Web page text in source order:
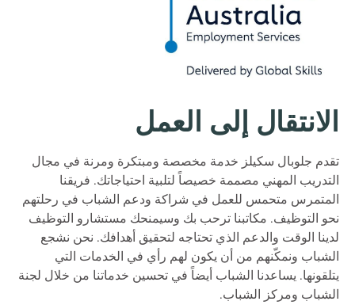
الانتقال إلى العمل
تقدم جلوبال سكيلز خدمة مخصصة ومبتكرة ومرنة في مجال
التدريب المهني مصممة خصيصاً لتلبية احتياجاتك. فريقنا
المتمرس متحمس للعمل في شراكة ودعم الشباب في رحلتهم
نحو التوظيف. مكاتبنا ترحب بك وسيمنحك مستشارو التوظيف
لدينا الوقت والدعم الذي تحتاجه لتحقيق أهدافك. نحن نشجع
الشباب ونمكّنهم من أن يكون لهم رأي في الخدمات التي
يتلقونها. يساعدنا الشباب أيضاً في تحسين خدماتنا من خلال لجنة
الشباب ومركز الشباب.